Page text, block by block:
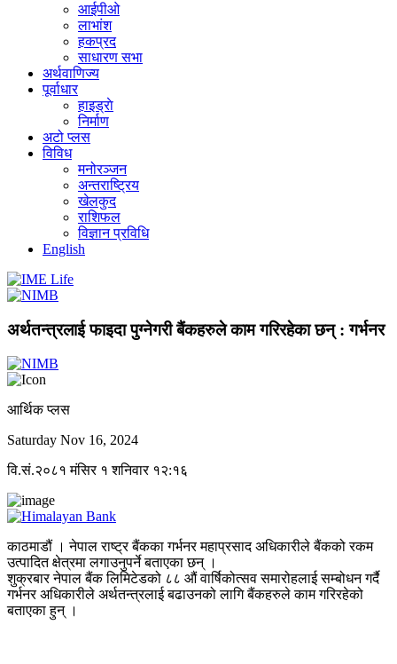
आईपीओ
लाभांश
हकप्रद
साधारण सभा
अर्थवाणिज्य
पूर्वाधार
हाइड्राे
निर्माण
अटो प्लस
विविध
मनोरञ्जन
अन्तराष्ट्रिय
खेलकुद
राशिफल
विज्ञान प्रविधि
English
अर्थतन्त्रलाई फाइदा पुग्नेगरी बैंकहरुले काम गरिरहेका छन् : गर्भनर
आर्थिक प्लस
Saturday Nov 16, 2024
वि.सं.२०८१ मंसिर १ शनिवार १२:१६
काठमाडौं । नेपाल राष्ट्र बैंकका गर्भनर महाप्रसाद अधिकारीले बैंकको रकम
उत्पादित क्षेत्रमा लगाउनुपर्ने बताएका छन् ।
शुक्रबार नेपाल बैंक लिमिटेडको ८८ औं वार्षिकोत्सव समारोहलाई सम्बोधन गर्दै
गर्भनर अधिकारीले अर्थतन्त्रलाई बढाउनको लागि बैंकहरुले काम गरिरहेको
बताएका हुन् ।